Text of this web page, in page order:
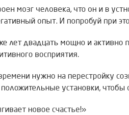
мозг человека, что он и в
опыт. И попробуй при
лет двадцать мощно и активно
восприятия.
нужно на перестройку
установки, чтобы
новое счастье!»